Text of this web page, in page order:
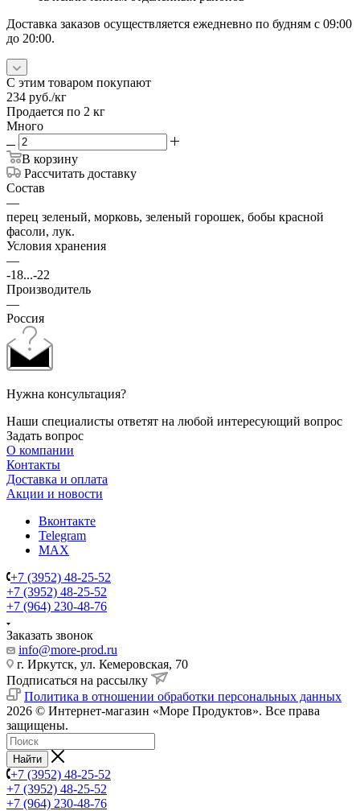
Доставка заказов осуществляется ежедневно по будням с 09:00
до 20:00.
С этим товаром покупают
234 руб./кг
Продается по 2 кг
Много
В корзину
Рассчитать доставку
Состав
—
перец зеленый, морковь, зеленый горошек, бобы красной
фасоли, лук.
Условия хранения
—
-18...-22
Производитель
—
Россия
Нужна консультация?
Наши специалисты ответят на любой интересующий вопрос
Задать вопрос
О компании
Контакты
Доставка и оплата
Акции и новости
Вконтакте
Telegram
MAX
+7 (3952) 48-25-52
+7 (3952) 48-25-52
+7 (964) 230-48-76
Заказать звонок
info@more-prod.ru
г. Иркутск, ул. Кемеровская, 70
Подписаться на рассылку
Политика в отношении обработки персональных данных
2026 © Интернет-магазин «Море Продуктов». Все права
защищены.
Найти
+7 (3952) 48-25-52
+7 (3952) 48-25-52
+7 (964) 230-48-76